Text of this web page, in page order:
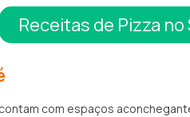
Receitas de Pizza no
com espaços